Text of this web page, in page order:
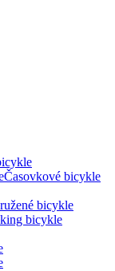
Časovkové bicykle
bicykle
bicykle